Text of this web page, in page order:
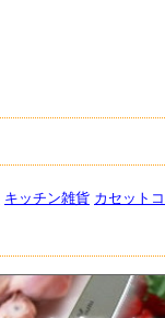
キッチン雑貨 カセット